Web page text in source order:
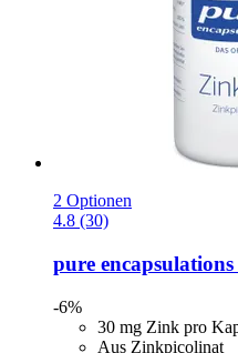
2 Optionen
4.8 (30)
pure encapsulations
-6%
30 mg Zink pro
Aus Zinkpicolinat